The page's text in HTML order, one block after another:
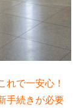
れで一安心！
手続きが必要